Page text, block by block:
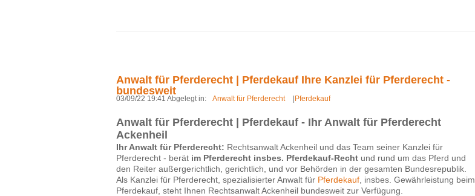
Anwalt für Pferderecht | Pferdekauf Ihre Kanzlei für Pferderecht -
bundesweit
03/09/22 19:41 Abgelegt in: Anwalt für Pferderecht Pferdekauf
Anwalt für Pferderecht | Pferdekauf - Ihr Anwalt für Pferderecht
Ackenheil
Ihr Anwalt für Pferderecht: Rechtsanwalt Ackenheil und das Team seiner Kanzlei für
Pferderecht - berät im Pferderecht insbes. Pferdekauf-Recht und rund um das Pferd und
den Reiter außergerichtlich, gerichtlich, und vor Behörden in der gesamten Bundesrepublik.
Als Kanzlei für Pferderecht, spezialisierter Anwalt für Pferdekauf , insbes. Gewährleistung beim
Pferdekauf, steht Ihnen Rechtsanwalt Ackenheil bundesweit zur Verfügung.